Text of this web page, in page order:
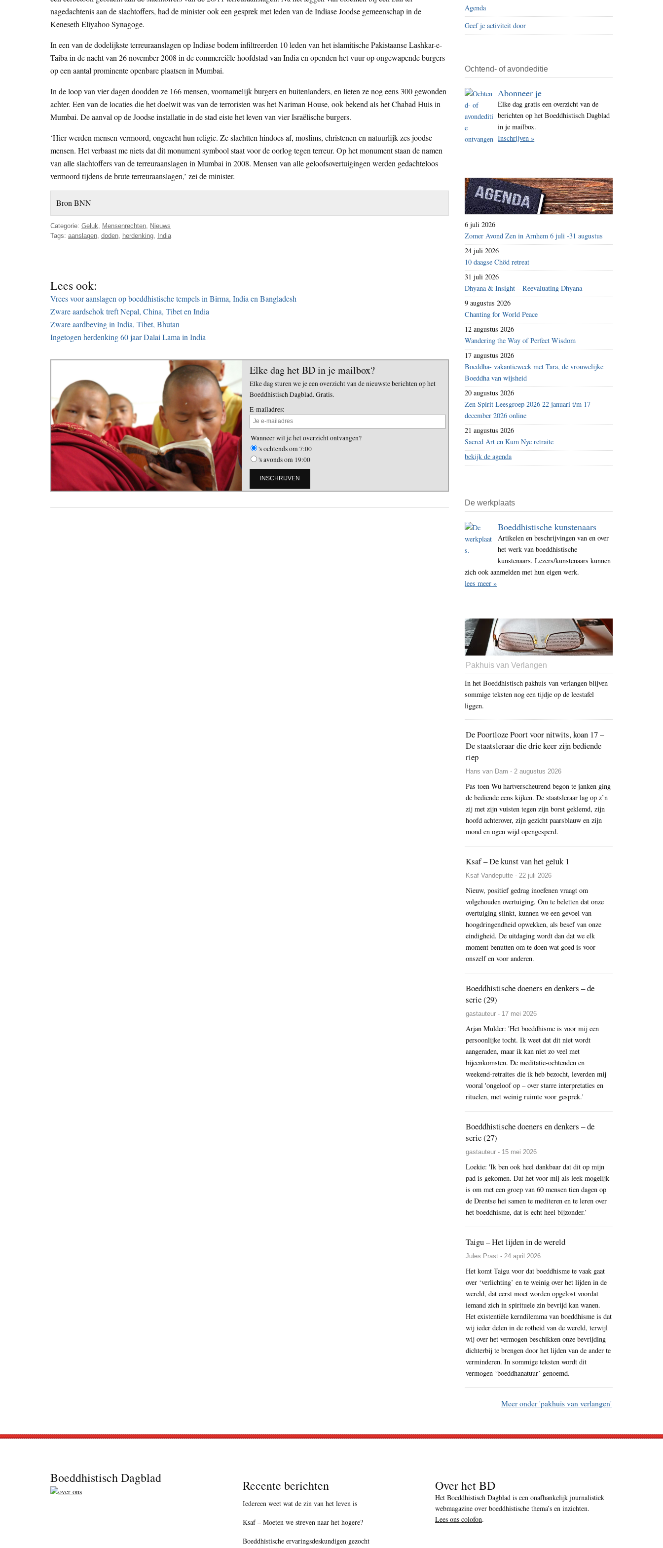
i
t
e
nagedachtenis aan de slachtoffers, had de minister ook een gesprek met leden van de Indiase Joodse gemeenschap in de
Keneseth Eliyahoo Synagoge.
In een van de dodelijkste terreuraanslagen op Indiase bodem infiltreerden 10 leden van het islamitische Pakistaanse Lashkar-e-
Taiba in de nacht van 26 november 2008 in de commerciële hoofdstad van India en openden het vuur op ongewapende burgers
op een aantal prominente openbare plaatsen in Mumbai.
In de loop van vier dagen doodden ze 166 mensen, voornamelijk burgers en buitenlanders, en lieten ze nog eens 300 gewonden
achter. Een van de locaties die het doelwit was van de terroristen was het Nariman House, ook bekend als het Chabad Huis in
Mumbai. De aanval op de Joodse installatie in de stad eiste het leven van vier Israëlische burgers.
‘Hier werden mensen vermoord, ongeacht hun religie. Ze slachtten hindoes af, moslims, christenen en natuurlijk zes joodse
mensen. Het verbaast me niets dat dit monument symbool staat voor de oorlog tegen terreur. Op het monument staan de namen
van alle slachtoffers van de terreuraanslagen in Mumbai in 2008. Mensen van alle geloofsovertuigingen werden gedachteloos
vermoord tijdens de brute terreuraanslagen,’ zei de minister.
Bron BNN
Categorie: Geluk Mensenrechten
Nieuws
Tags: aanslagen doden herdenking India
Lees ook:
Vrees voor aanslagen op boeddhistische tempels in Birma, India en Bangladesh
Zware aardschok treft Nepal, China, Tibet en India
Zware aardbeving in India, Tibet, Bhutan
Ingetogen herdenking 60 jaar Dalai Lama in India
Elke dag het BD in je mailbox?
Elke dag sturen we je een overzicht van de nieuwste berichten op het
Boeddhistisch Dagblad. Gratis.
E-mailadres:
Wanneer wil je het overzicht ontvangen?
's ochtends om 7:00
's avonds om 19:00
Agenda
Geef je activiteit door
Ochtend- of avondeditie
Abonneer je
Elke dag gratis een overzicht van de
berichten op het Boeddhistisch Dagblad
in je mailbox.
Inschrijven »
6 juli 2026
Zomer Avond Zen in Arnhem 6 juli -31 augustus
24 juli 2026
10 daagse Chöd retreat
31 juli 2026
Dhyana & Insight – Reevaluating Dhyana
9 augustus 2026
Chanting for World Peace
12 augustus 2026
Wandering the Way of Perfect Wisdom
17 augustus 2026
Boeddha- vakantieweek met Tara, de vrouwelijke
Boeddha van wijsheid
20 augustus 2026
Zen Spirit Leesgroep 2026 22 januari t/m 17
december 2026 online
21 augustus 2026
Sacred Art en Kum Nye retraite
bekijk de agenda
De werkplaats
Boeddhistische kunstenaars
Artikelen en beschrijvingen van en over
het werk van boeddhistische
kunstenaars. Lezers/kunstenaars kunnen
zich ook aanmelden met hun eigen werk.
lees meer »
Pakhuis van Verlangen
In het Boeddhistisch pakhuis van verlangen blijven
sommige teksten nog een tijdje op de leestafel
liggen.
De Poortloze Poort voor nitwits, koan 17 –
De staatsleraar die drie keer zijn bediende
riep
Hans van Dam - 2 augustus 2026
Pas toen Wu hartverscheurend begon te janken ging
de bediende eens kijken. De staatsleraar lag op z’n
zij met zijn vuisten tegen zijn borst geklemd, zijn
hoofd achterover, zijn gezicht paarsblauw en zijn
mond en ogen wijd opengesperd.
Ksaf – De kunst van het geluk 1
Ksaf Vandeputte - 22 juli 2026
Nieuw, positief gedrag inoefenen vraagt om
volgehouden overtuiging. Om te beletten dat onze
overtuiging slinkt, kunnen we een gevoel van
hoogdringendheid opwekken, als besef van onze
eindigheid. De uitdaging wordt dan dat we elk
moment benutten om te doen wat goed is voor
onszelf en voor anderen.
Boeddhistische doeners en denkers – de
serie (29)
gastauteur - 17 mei 2026
Arjan Mulder: 'Het boeddhisme is voor mij een
persoonlijke tocht. Ik weet dat dit niet wordt
aangeraden, maar ik kan niet zo veel met
bijeenkomsten. De meditatie-ochtenden en
weekend-retraites die ik heb bezocht, leverden mij
vooral 'ongeloof op – over starre interpretaties en
rituelen, met weinig ruimte voor gesprek.'
Boeddhistische doeners en denkers – de
serie (27)
gastauteur - 15 mei 2026
Loekie: 'Ik ben ook heel dankbaar dat dit op mijn
pad is gekomen. Dat het voor mij als leek mogelijk
is om met een groep van 60 mensen tien dagen op
de Drentse hei samen te mediteren en te leren over
het boeddhisme, dat is echt heel bijzonder.’
Taigu – Het lijden in de wereld
Jules Prast - 24 april 2026
Het komt Taigu voor dat boeddhisme te vaak gaat
over ‘verlichting’ en te weinig over het lijden in de
wereld, dat eerst moet worden opgelost voordat
iemand zich in spirituele zin bevrijd kan wanen.
Het existentiële kerndilemma van boeddhisme is dat
wij ieder delen in de rotheid van de wereld, terwijl
wij over het vermogen beschikken onze bevrijding
dichterbij te brengen door het lijden van de ander te
verminderen. In sommige teksten wordt dit
vermogen ‘boeddhanatuur’ genoemd.
Meer onder 'pakhuis van verlangen'
Boeddhistisch Dagblad Recente berichten
Iedereen weet wat de zin van het leven is
Ksaf – Moeten we streven naar het hogere?
Boeddhistische ervaringsdeskundigen gezocht
Over het BD
Het Boeddhistisch Dagblad is een onafhankelijk journalistiek
webmagazine over boeddhistische thema’s en inzichten.
Lees ons colofon.